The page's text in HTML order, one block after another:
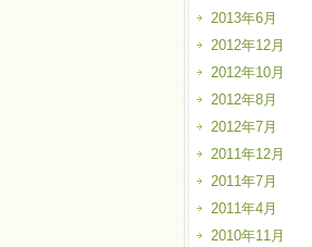
2013年6月
2012年12月
2012年10月
2012年8月
2012年7月
2011年12月
2011年7月
2011年4月
2010年11月